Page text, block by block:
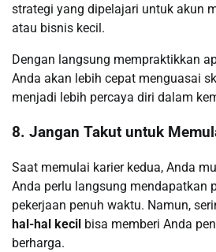
strategi yang dipelajari untuk akun
atau bisnis kecil.
Dengan langsung mempraktikkan
Anda akan lebih cepat menguasai
menjadi lebih percaya diri dalam
8. Jangan Takut untuk
Saat memulai karier kedua, Anda
Anda perlu langsung mendapatkan
pekerjaan penuh waktu. Namun,
hal-hal kecil bisa memberi Anda
berharga.